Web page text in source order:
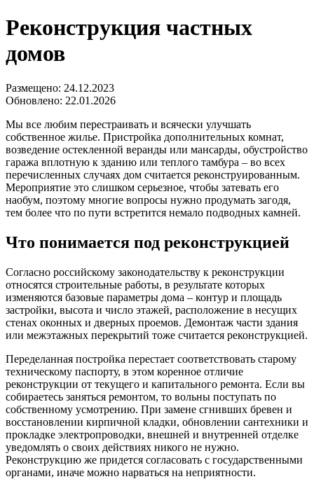
Реконструкция частных
домов
Размещено: 24.12.2023
Обновлено: 22.01.2026
Мы все любим перестраивать и всячески улучшать
собственное жилье. Пристройка дополнительных комнат,
возведение остекленной веранды или мансарды, обустройство
гаража вплотную к зданию или теплого тамбура – во всех
перечисленных случаях дом считается реконструированным.
Мероприятие это слишком серьезное, чтобы затевать его
наобум, поэтому многие вопросы нужно продумать загодя,
тем более что по пути встретится немало подводных камней.
Что понимается под реконструкцией
Согласно российскому законодательству к реконструкции
относятся строительные работы, в результате которых
изменяются базовые параметры дома – контур и площадь
застройки, высота и число этажей, расположение в несущих
стенах оконных и дверных проемов. Демонтаж части здания
или межэтажных перекрытий тоже считается реконструкцией.
Переделанная постройка перестает соответствовать старому
техническому паспорту, в этом коренное отличие
реконструкции от текущего и капитального ремонта. Если вы
собираетесь заняться ремонтом, то вольны поступать по
собственному усмотрению. При замене сгнивших бревен и
восстановлении кирпичной кладки, обновлении сантехники и
прокладке электропроводки, внешней и внутренней отделке
уведомлять о своих действиях никого не нужно.
Реконструкцию же придется согласовать с государственными
органами, иначе можно нарваться на неприятности.